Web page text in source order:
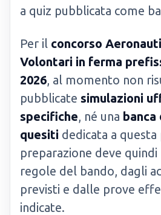
a quiz pubblicata come
Per il concorso
Volontari in ferma
2026, al momento non
pubblicate simulazioni
specifiche, né una
quesiti dedicata a
preparazione deve
regole del bando, dagli
previsti e dalle prove
indicate.